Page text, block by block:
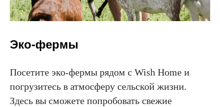
Эко-фермы
Посетите эко-фермы рядом с Wish Home и
погрузитесь в атмосферу сельской жизни.
Здесь вы сможете попробовать свежие